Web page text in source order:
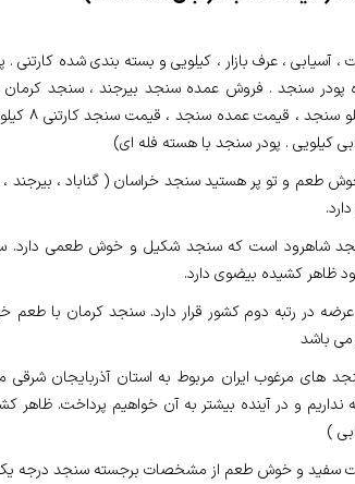
، عرف بازار ، کیلویی و بسته بندی شده کارتنی
سنجد . فروش عمده سنجد بیرجند ، سنجد
فردوس و
کیلویی . پودر سنجد با هسته فله ای)
طعم و تو پر هستید سنجد خراسان ( گناباد ، بیرجند
شاهرود است که سنجد شکیل و خوش طعمی دارد.
ظاهر کشیده بیضوی دارد.
در رتبه دوم کشور قرار دارد. سنجد کرمان با طعم
می باشد
های مرغوب ایران مربوط به استان آذربایجان شرقی
و در آینده بیشتر به آن خواهیم پرداخت. ظاهر
)
سفید و خوش طعم از مشخصات برجسته سنجد درجه